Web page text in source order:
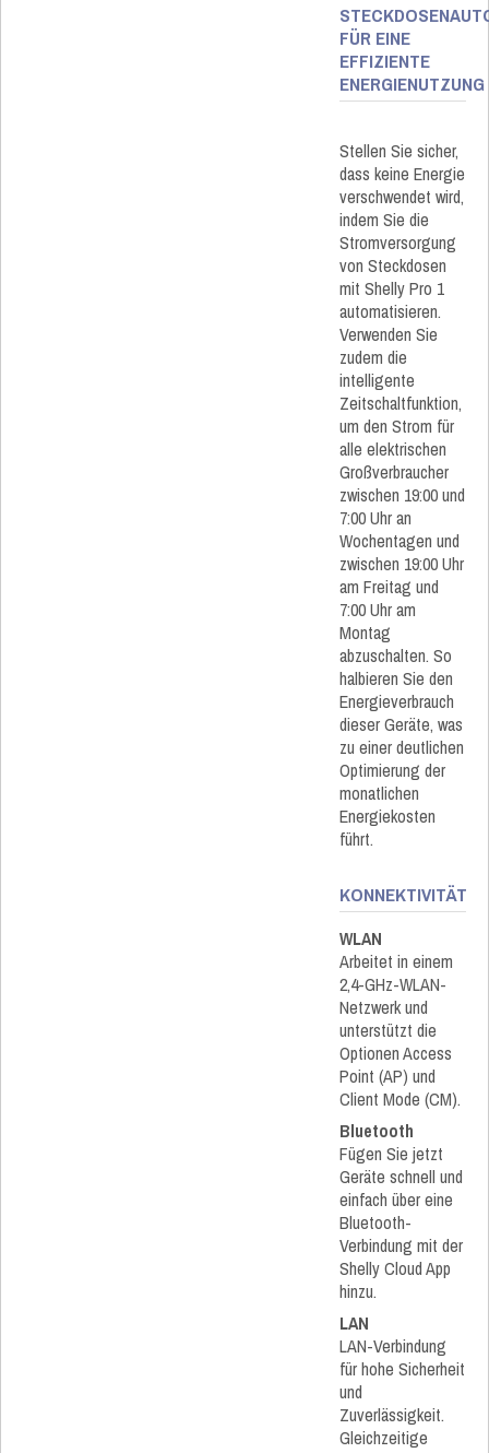
FÜR EINE
EFFIZIENTE
ENERGIENUTZUNG
Stellen Sie sicher,
dass keine Energie
verschwendet wird,
indem Sie die
Stromversorgung
von Steckdosen
mit Shelly Pro 1
automatisieren.
Verwenden Sie
zudem die
intelligente
Zeitschaltfunktion,
um den Strom für
alle elektrischen
Großverbraucher
zwischen 19:00 und
7:00 Uhr an
Wochentagen und
zwischen 19:00 Uhr
am Freitag und
7:00 Uhr am
Montag
abzuschalten. So
halbieren Sie den
Energieverbrauch
dieser Geräte, was
zu einer deutlichen
Optimierung der
monatlichen
Energiekosten
führt.
KONNEKTIVITÄT
WLAN
Arbeitet in einem
2,4-GHz-WLAN-
Netzwerk und
unterstützt die
Optionen Access
Point (AP) und
Client Mode (CM).
Bluetooth
Fügen Sie jetzt
Geräte schnell und
einfach über eine
Bluetooth-
Verbindung mit der
Shelly Cloud App
hinzu.
LAN
LAN-Verbindung
für hohe Sicherheit
und
Zuverlässigkeit.
Gleichzeitige